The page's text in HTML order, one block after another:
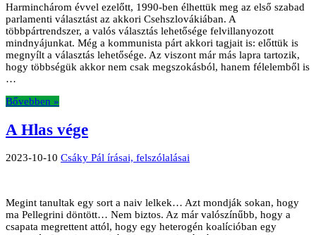
Harminchárom évvel ezelőtt, 1990-ben élhettük meg az első szabad
parlamenti választást az akkori Csehszlovákiában. A
többpártrendszer, a valós választás lehetősége felvillanyozott
mindnyájunkat. Még a kommunista párt akkori tagjait is: előttük is
megnyílt a választás lehetősége. Az viszont már más lapra tartozik,
hogy többségük akkor nem csak megszokásból, hanem félelemből is
…
Bővebben »
A Hlas vége
2023-10-10 Csáky Pál írásai, felszólalásai
Megint tanultak egy sort a naiv lelkek… Azt mondják sokan, hogy
ma Pellegrini döntött… Nem biztos. Az már valószínűbb, hogy a
csapata megrettent attól, hogy egy heterogén koalícióban egy